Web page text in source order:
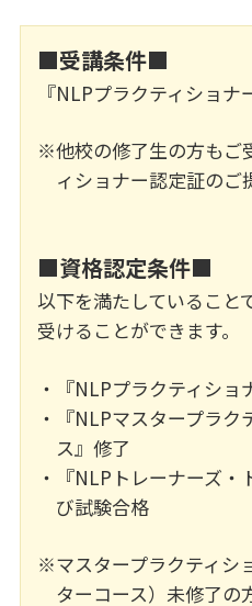
■受講条件■
『NLPプラクティショ
他校の修了生の方もご
ィショナー認定証のご
■資格認定条件■
以下を満たしていること
受けることができます。
『NLPプラクティシ
『NLPマスタープラ
ス』修了
『NLPトレーナーズ
び試験合格
マスタープラクティシ
ターコース）未修了の